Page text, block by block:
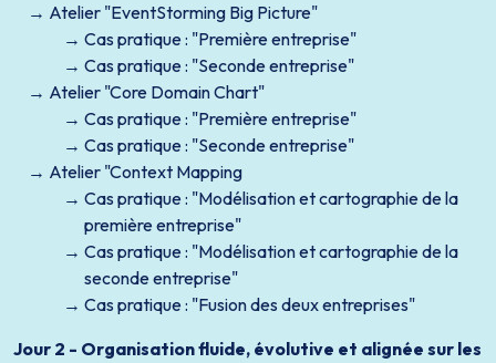
Atelier "EventStorming Big Picture"
Cas pratique : "Première entreprise"
Cas pratique : "Seconde entreprise"
Atelier "Core Domain Chart"
Cas pratique : "Première entreprise"
Cas pratique : "Seconde entreprise"
Atelier "Context Mapping
Cas pratique : "Modélisation et cartographie de la
première entreprise"
Cas pratique : "Modélisation et cartographie de la
seconde entreprise"
Cas pratique : "Fusion des deux entreprises"
Jour 2 - Organisation fluide, évolutive et alignée sur les